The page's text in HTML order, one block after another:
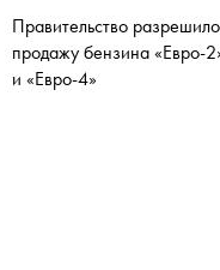
Правительство
продажу бензина «Евро-
и «Евро-4»